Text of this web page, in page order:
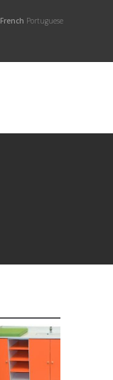
French Portuguese